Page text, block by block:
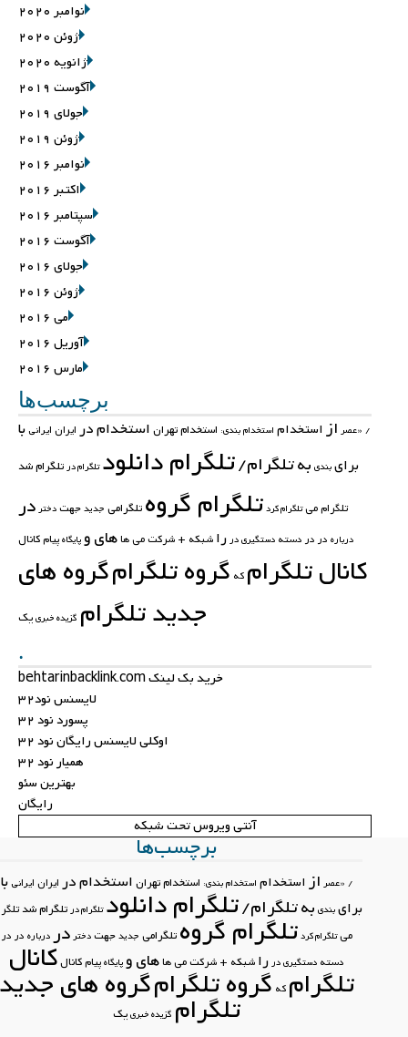
نوامبر 2020
ژوئن 2020
ژانویه 2020
آگوست 2019
جولای 2019
ژوئن 2019
نوامبر 2016
اکتبر 2016
سپتامبر 2016
آگوست 2016
جولای 2016
ژوئن 2016
می 2016
آوریل 2016
مارس 2016
برچسب‌ها
«عصرازاستخداماستخدام بندی:استخدام تهراناستخدام درایرانایرانیبا
برای بندیبهتلگرام/تلگرام دانلودتلگرام در تلگرام شد
تلگرام میتلگرام کردتلگرام گروهتلگرامیجدیدجهتدختردر
دربارهدر در دستهدستگیری در راشبکه + شرکتمیها هایو پایگاهپیامکانال
کانال تلگرامکهگروه تلگرامگروه های
جدید تلگرامگزیده خبرییک
خرید بک لینک behtarinbacklink.com
لایسنس نود32
پسورد نود 32
اوکلی لایسنس رایگان نود 32
همیار نود 32
بهترین سئو
رایگان
آنتی ویروس تحت شبکه
برچسب‌ها
«عصرازاستخداماستخدام بندی:استخدام تهراناستخدام درایرانایرانیبا
برای بندیبهتلگرام/تلگرام دانلودتلگرام درتلگرام شدتلگرام
میتلگرام کردتلگرام گروهتلگرامیجدید جهتدختردر درباره در در
دستهدستگیری در راشبکه + شرکتمیها هایو پایگاهپیامکانالکانال
تلگرامکهگروه تلگرامگروه های جدید
تلگرامگزیده خبرییک